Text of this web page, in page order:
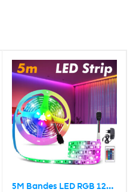
5M Bandes LED RGB 12V pour éclairage intérieur et extérieur